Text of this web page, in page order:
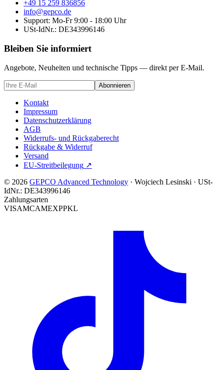
+49 15 259 836856
info@gepco.de
Support: Mo-Fr 9:00 - 18:00 Uhr
USt-IdNr.: DE343996146
Bleiben Sie informiert
Angebote, Neuheiten und technische Tipps — direkt per E-Mail.
Abonnieren
Kontakt
Impressum
Datenschutzerklärung
AGB
Widerrufs- und Rückgaberecht
Rückgabe & Widerruf
Versand
EU-Streitbeilegung ↗
© 2026 GEPCO Advanced Technology · Wojciech Lesinski · USt-
IdNr.: DE343996146
Zahlungsarten
VISAMCAMEXPPKL